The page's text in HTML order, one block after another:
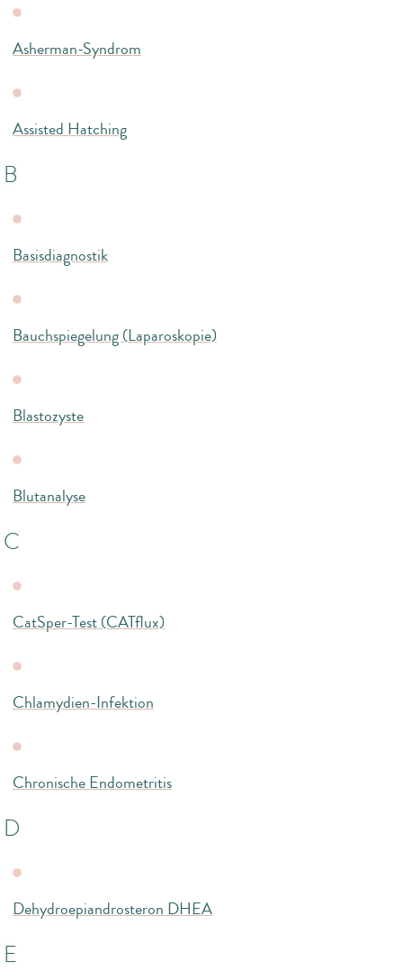
Asherman-Syndrom
Assisted Hatching
B
Basisdiagnostik
Bauchspiegelung (Laparoskopie)
Blastozyste
Blutanalyse
C
CatSper-Test (CATflux)
Chlamydien-Infektion
Chronische Endometritis
D
Dehydroepiandrosteron DHEA
E